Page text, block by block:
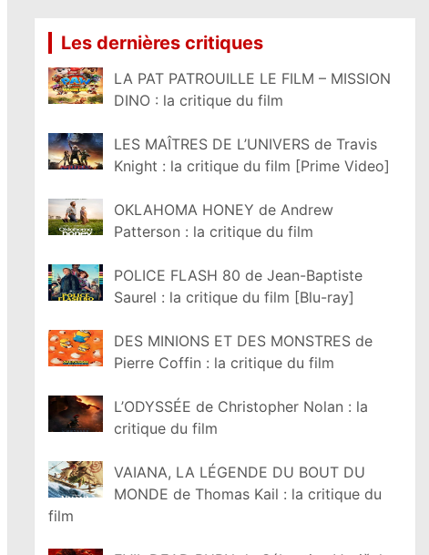
Les dernières critiques
LA PAT PATROUILLE LE FILM – MISSION
DINO : la critique du film
LES MAÎTRES DE L’UNIVERS de Travis
Knight : la critique du film [Prime Video]
OKLAHOMA HONEY de Andrew
Patterson : la critique du film
POLICE FLASH 80 de Jean-Baptiste
Saurel : la critique du film [Blu-ray]
DES MINIONS ET DES MONSTRES de
Pierre Coffin : la critique du film
L’ODYSSÉE de Christopher Nolan : la
critique du film
VAIANA, LA LÉGENDE DU BOUT DU
MONDE de Thomas Kail : la critique du
film